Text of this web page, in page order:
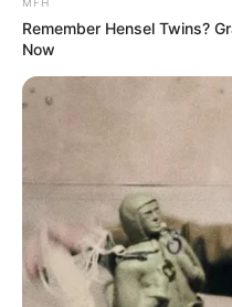
Remember Hensel Twins?
Now